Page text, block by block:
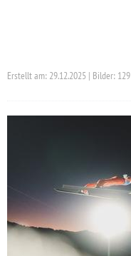
Erstellt am: 29.12.2025 | Bilder: 129